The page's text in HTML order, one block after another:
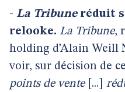
- La Tribune réduit
relooke. La Tribune,
holding d’Alain Weill
voir, sur décision de
points de vente[...]